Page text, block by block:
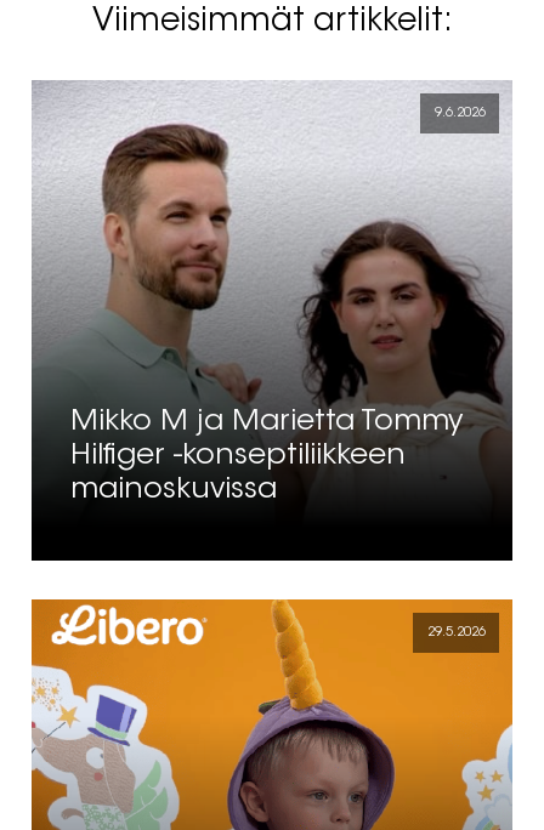
Viimeisimmät artikkelit:
9.6.2026
Mikko M ja Marietta Tommy
Hilfiger -konseptiliikkeen
mainoskuvissa
29.5.2026